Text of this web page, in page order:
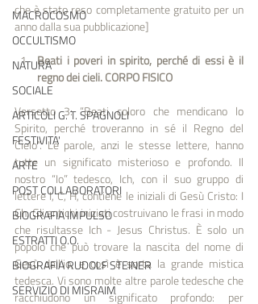
MACROCOSMO
OCCULTISMO
NATURA
SOCIALE
ARTICOLI G. T. SPAGNOLI
FESTIVITA'
ARTE
POST COLLABORATORI
BIOGRAFIA IMPULSO
ESTRATTI O.O.
BIOGRAFIA RUDOLF STEINER
SERVIZIO DI MISRAIM
che è stato reso completamente gratuito per un
anno dalla sua pubblicazione]
Beati i poveri in spirito, perché di essi è il
regno dei cieli. CORPO FISICO
Versetto 3: “Beati coloro che mendicano lo
Spirito, perché troveranno in sé il Regno del
Cielo”. Le parole, anzi le stesse lettere, hanno
tutte un significato misterioso e profondo. Il
nostro “Io” tedesco, Ich, con il suo gruppo di
lettere I, C, H, contiene le iniziali di Gesù Cristo: I
Ch. Gli antichi iniziati costruivano le frasi in modo
che risultasse Ich - Jesus Christus. È solo un
popolo che può trovare la nascita del nome di
Gesù dall’io, e così è sorta la grande mistica
tedesca. Vi sono molte altre parole tedesche che
racchiudono un significato profondo: per